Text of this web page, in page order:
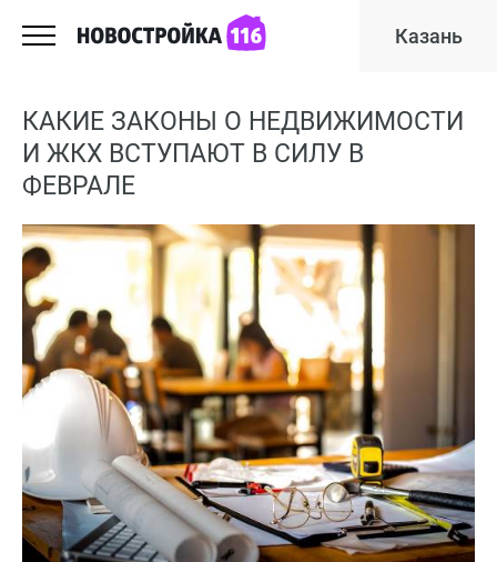
Казань
КАКИЕ ЗАКОНЫ О НЕДВИЖИМОСТИ
И ЖКХ ВСТУПАЮТ В СИЛУ В
ФЕВРАЛЕ